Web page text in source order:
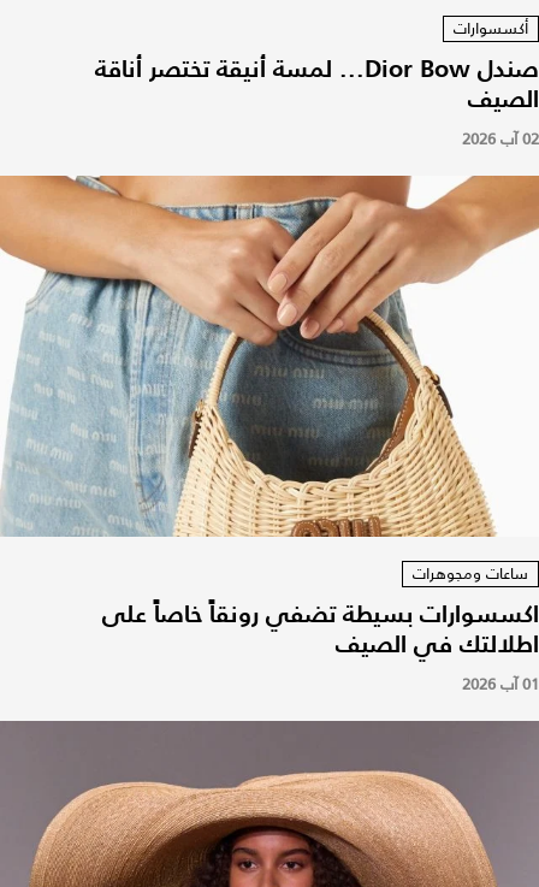
أكسسوارات
صندل Dior Bow... لمسة أنيقة تختصر أناقة
الصيف
02 آب 2026
ساعات ومجوهرات
اكسسوارات بسيطة تضفي رونقاً خاصاً على
اطلالتك في الصيف
01 آب 2026